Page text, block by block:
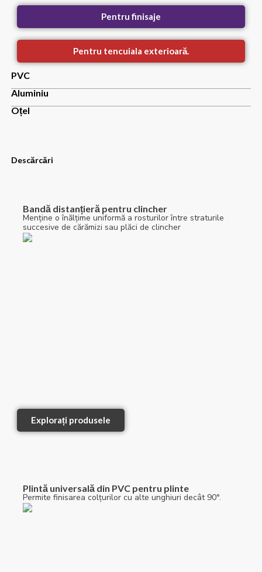
Pentru finisaje
Pentru tencuiala exterioară.
PVC
Aluminiu
Oțel
Descărcări
Bandă distanțieră pentru clincher
Menține o înălțime uniformă a rosturilor între straturile
succesive de cărămizi sau plăci de clincher
Explorați produsele
Plintă universală din PVC pentru plinte
Permite finisarea colțurilor cu alte unghiuri decât 90°.